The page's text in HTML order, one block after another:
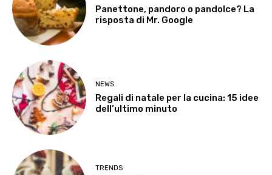
Panettone, pandoro o pandolce? La
risposta di Mr. Google
NEWS
Regali di natale per la cucina: 15 idee
dell’ultimo minuto
TRENDS